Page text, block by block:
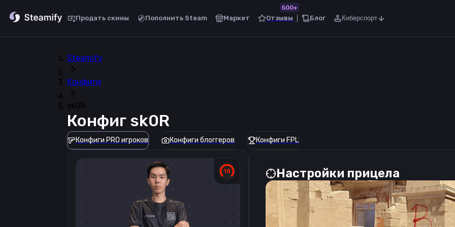
Продать скины Пополнить Steam Маркет Отзывы
500+
Блог Киберспорт
Steamify
Конфиги
sk0R
Конфиг sk0R
Конфиги PRO игроков Конфиги блоггеров Конфиги FPL
Настройки прицела